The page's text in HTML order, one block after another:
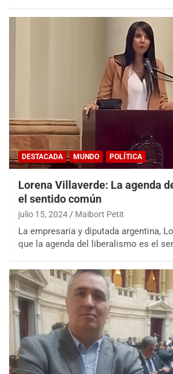
DESTACADA MUNDO POLÍTICA
Lorena Villaverde: La agenda
el sentido común
julio 15, 2024 Maibort Petit
La empresaria y diputada argentina,
que la agenda del liberalismo es el